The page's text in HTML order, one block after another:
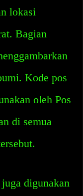
lokasi
Bagian
Kode pos
oleh Pos
di semua
digunakan